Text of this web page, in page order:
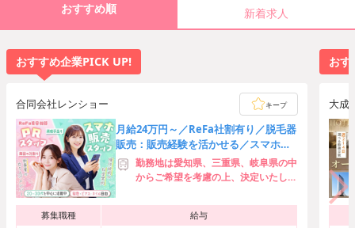
おすすめ順 新着求人
おすすめ企業PICK UP!
合同会社レンショー キープ
月給24万円～／ReFa社割有り／脱毛器
販売：販売経験を活かせる／スマホ販
売：社会人デビューの方歓迎
勤務地は愛知県、三重県、岐阜県の中
からご希望を考慮の上、決定いたしま
募集職種 給与
おす
大成